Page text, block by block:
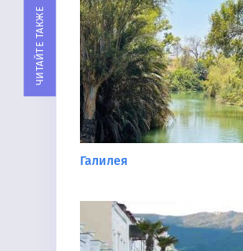
ЧИТАЙТЕ ТАКЖЕ
Галилея